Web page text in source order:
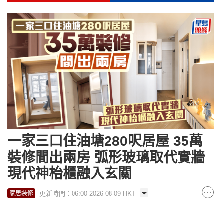
一家三口住油塘280呎居屋 35萬
裝修間出兩房 弧形玻璃取代實牆
現代神枱櫃融入玄關
家居裝修 更新時間：06:00 2026-08-09 HKT